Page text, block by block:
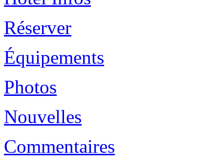
Réserver
Équipements
Photos
Nouvelles
Commentaires